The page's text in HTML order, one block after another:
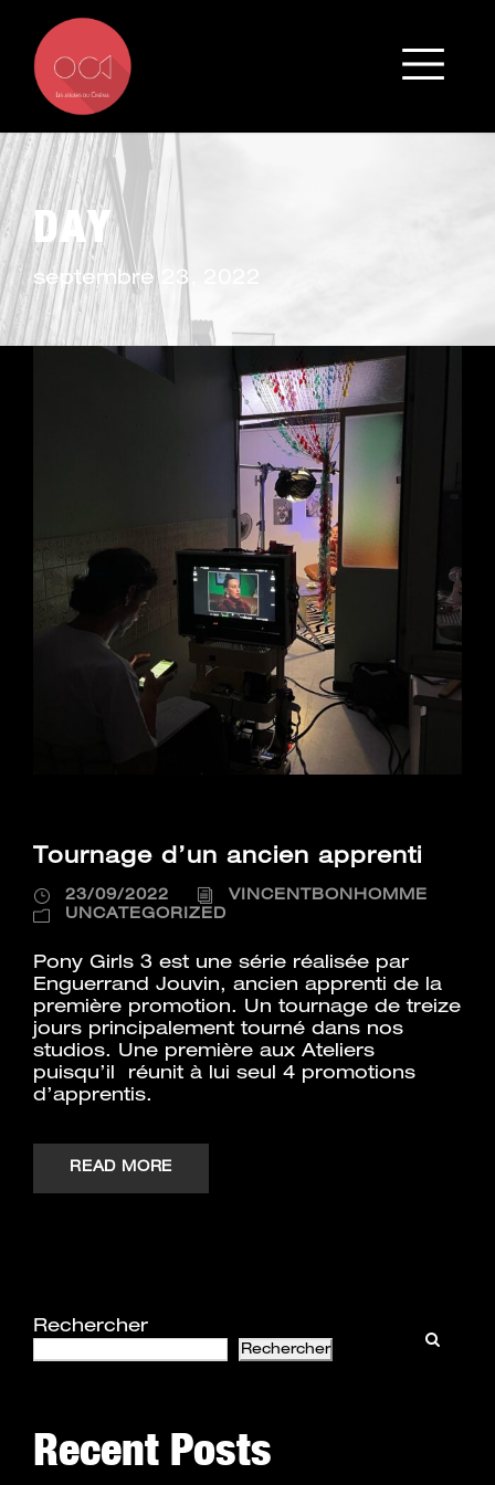
DAY
septembre 23, 2022
Tournage d’un ancien apprenti
23/09/2022
VINCENTBONHOMME
UNCATEGORIZED
Pony Girls 3 est une série réalisée par
Enguerrand Jouvin, ancien apprenti de la
première promotion. Un tournage de treize
jours principalement tourné dans nos
studios. Une première aux Ateliers
puisqu’il réunit à lui seul 4 promotions
d’apprentis.
READ MORE
Rechercher
Rechercher
Recent Posts